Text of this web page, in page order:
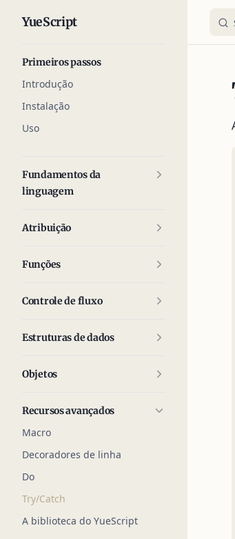
Skip to content
YueScript
Primeiros passos
Introdução
Instalação
Uso
Fundamentos da
linguagem
Atribuição
Funções
Controle de fluxo
Estruturas de dados
Objetos
Recursos avançados
Macro
Decoradores de linha
Do
Try/Catch
A biblioteca do YueScript